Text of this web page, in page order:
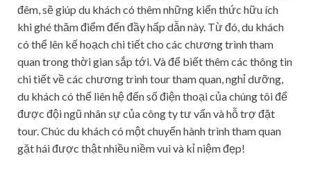
đêm, sẽ giúp du khách có thêm những kiến thức hữu ích
khi ghé thăm điểm đến đầy hấp dẫn này. Từ đó, du khách
có thể lên kế hoạch chi tiết cho các chương trình tham
quan trong thời gian sắp tới. Và để biết thêm các thông tin
chi tiết về các chương trình tour tham quan, nghỉ dưỡng,
du khách có thể liên hệ đến số điện thoại của chúng tôi để
được đội ngũ nhân sự của công ty tư vấn và hỗ trợ đặt
tour. Chúc du khách có một chuyến hành trình tham quan
gặt hái được thật nhiều niềm vui và kỉ niệm đẹp!